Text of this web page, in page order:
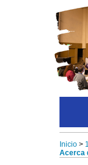
Inicio >
Acerca